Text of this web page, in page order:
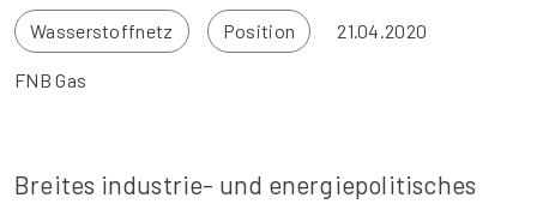
Wasserstoffnetz Position 21.04.2020
FNB Gas
Breites industrie- und energiepolitisches